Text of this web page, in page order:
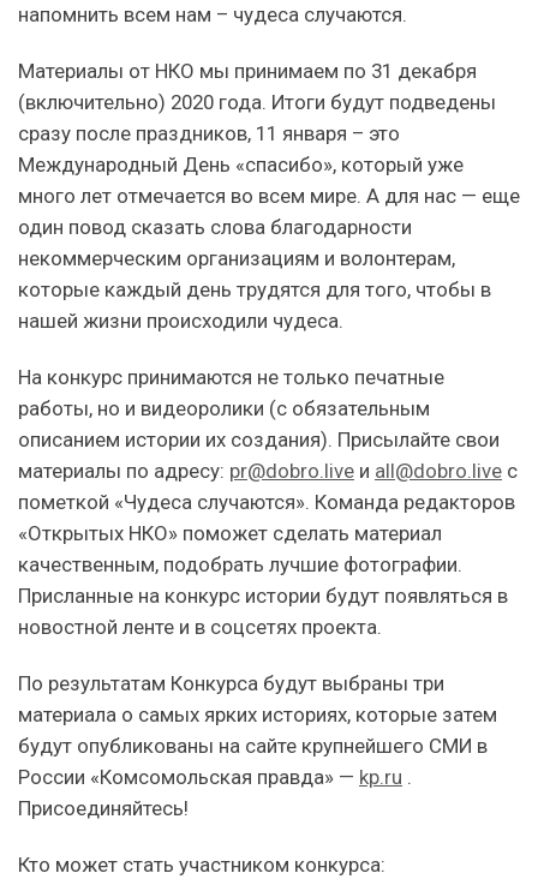
напомнить всем нам – чудеса случаются.
Материалы от НКО мы принимаем по 31 декабря
(включительно) 2020 года. Итоги будут подведены
сразу после праздников, 11 января – это
Международный День «спасибо», который уже
много лет отмечается во всем мире. А для нас — еще
один повод сказать слова благодарности
некоммерческим организациям и волонтерам,
которые каждый день трудятся для того, чтобы в
нашей жизни происходили чудеса.
На конкурс принимаются не только печатные
работы, но и видеоролики (с обязательным
описанием истории их создания). Присылайте свои
материалы по адресу: pr@dobro.live и all@dobro.live с
пометкой «Чудеса случаются». Команда редакторов
«Открытых НКО» поможет сделать материал
качественным, подобрать лучшие фотографии.
Присланные на конкурс истории будут появляться в
новостной ленте и в соцсетях проекта.
По результатам Конкурса будут выбраны три
материала о самых ярких историях, которые затем
будут опубликованы на сайте крупнейшего СМИ в
России «Комсомольская правда» — kp.ru .
Присоединяйтесь!
Кто может стать участником конкурса: